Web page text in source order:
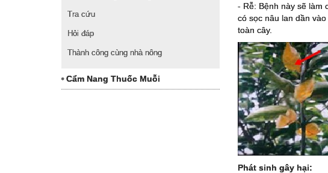
Tra cứu
Hỏi đáp
Thành công cùng nhà nông
Cẩm Nang Thuốc Muỗi
- Rễ: Bệnh này sẽ làm
có sọc nâu lan dần
toàn cây.
Phát sinh gây hại: